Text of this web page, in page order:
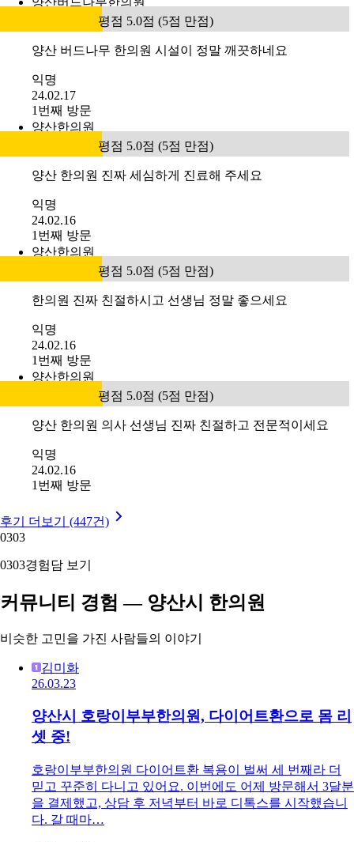
평점 5.0점 (5점 만점)
양산 버드나무 한의원 시설이 정말 깨끗하네요
익명
24.02.17
1번째 방문
양산한의원
평점 5.0점 (5점 만점)
양산 한의원 진짜 세심하게 진료해 주세요
익명
24.02.16
1번째 방문
양산한의원
평점 5.0점 (5점 만점)
한의원 진짜 친절하시고 선생님 정말 좋으세요
익명
24.02.16
1번째 방문
양산한의원
평점 5.0점 (5점 만점)
양산 한의원 의사 선생님 진짜 친절하고 전문적이세요
익명
24.02.16
1번째 방문
후기 더보기 (447건)
0303
0303경험담 보기
커뮤니티 경험 — 양산시 한의원
비슷한 고민을 가진 사람들의 이야기
김미화
26.03.23
양산시 호랑이부부한의원, 다이어트환으로 몸 리
셋 중!
호랑이부부한의원 다이어트환 복용이 벌써 세 번째라 더
믿고 꾸준히 다니고 있어요. 이번에도 어제 방문해서 3달분
을 결제했고, 상담 후 저녁부터 바로 디톡스를 시작했습니
다. 갈 때마…